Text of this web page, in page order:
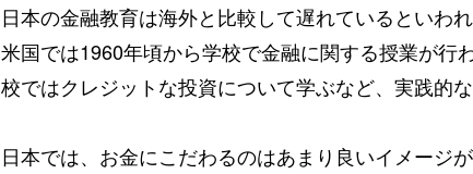
日本の金融教育は海外と比較して遅れているといわれ
米国では1960年頃から学校で金融に関する授業が
校ではクレジットな投資について学ぶなど、実践的
日本では、お金にこだわるのはあまり良いイメージ